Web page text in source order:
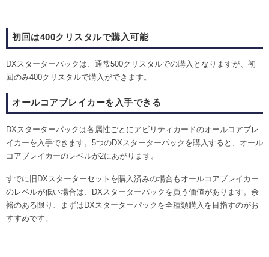
初回は400クリスタルで購入可能
DXスターターパックは、通常500クリスタルでの購入となりますが、初
回のみ400クリスタルで購入ができます。
オールコアブレイカーを入手できる
DXスターターパックは各属性ごとにアビリティカードのオールコアブレ
イカーを入手できます。5つのDXスターターパックを購入すると、オール
コアブレイカーのレベルが2にあがります。
すでに旧DXスターターセットを購入済みの場合もオールコアブレイカー
のレベルが低い場合は、DXスターターパックを買う価値があります。余
裕のある限り、まずはDXスターターパックを全種類購入を目指すのがお
すすめです。